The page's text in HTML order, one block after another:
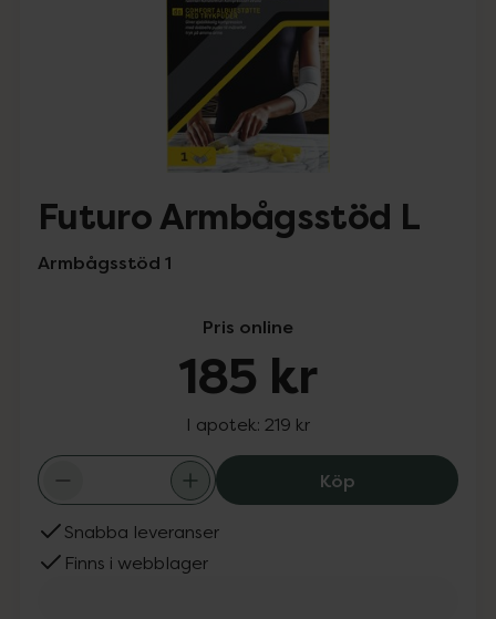
Futuro Armbågsstöd L
Armbågsstöd 1
Pris online
185 kr
I apotek: 219 kr
KöpFuturo
Snabba leveranser
Finns i webblager